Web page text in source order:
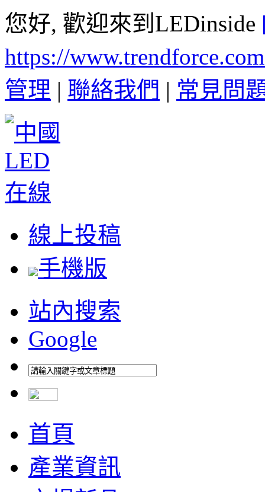
您好, 歡迎來到LEDinside
https://
管理 | 聯絡我們 | 常見問
線上投稿
手機版
站內搜索
Google
首頁
產業資訊